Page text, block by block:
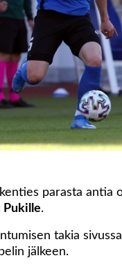
parasta antia
Pukille.
takia
jälkeen.